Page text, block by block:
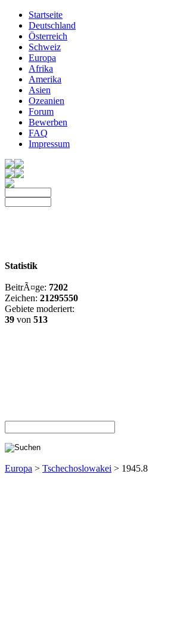
Startseite
Deutschland
Österreich
Schweiz
Europa
Afrika
Amerika
Asien
Ozeanien
Forum
Bewerben
FAQ
Impressum
Statistik
BeitrÃ¤ge: 7202
Zeichen: 21295550
Gebiete moderiert:
39 von 513
Europa > Tschechoslowakei > 1945.8